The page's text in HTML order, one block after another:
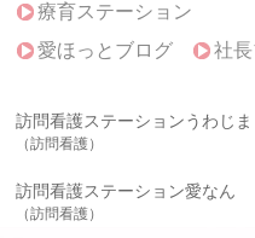
療育ステーション
愛ほっとブログ
社
訪問看護ステーションうわじま
（訪問看護）
訪問看護ステーション愛なん
（訪問看護）